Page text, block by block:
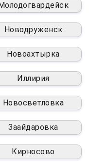
Молодогвардейск
Новодруженск
Новоахтырка
Иллирия
Новосветловка
Заайдаровка
Кирносово